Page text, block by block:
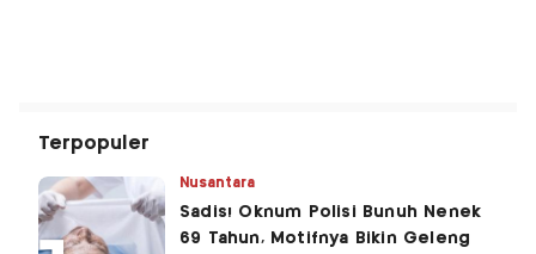
Terpopuler
Nusantara
Sadis! Oknum Polisi Bunuh Nenek
69 Tahun, Motifnya Bikin Geleng